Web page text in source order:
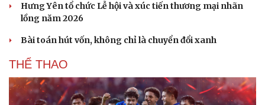
Hưng Yên tổ chức Lễ hội và xúc tiến thương mại nhãn
lồng năm 2026
Bài toán hút vốn, không chỉ là chuyển đổi xanh
THỂ THAO